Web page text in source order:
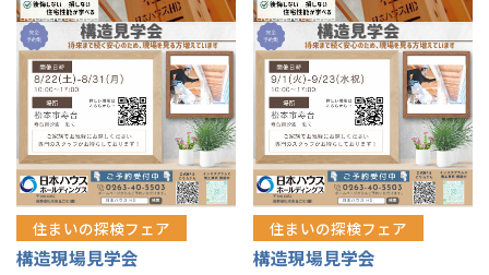
住まいの探検フェア
構造現場見学会
住まいの探検フェア
構造現場見学会